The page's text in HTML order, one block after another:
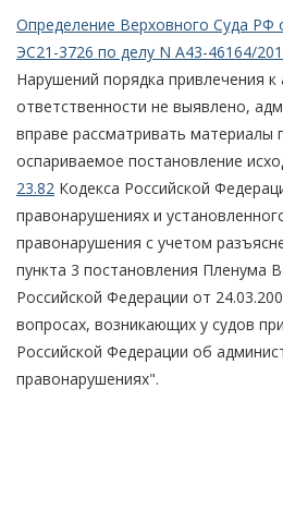
Определение Верховного Суда РФ
ЭС21-3726 по делу N А43-46164/
Нарушений порядка привлечения
ответственности не выявлено,
вправе рассматривать материалы
оспариваемое постановление
23.82 Кодекса Российской
правонарушениях и
правонарушения с учетом
пункта 3 постановления Пленума
Российской Федерации от
вопросах, возникающих у судов
Российской Федерации об
правонарушениях".